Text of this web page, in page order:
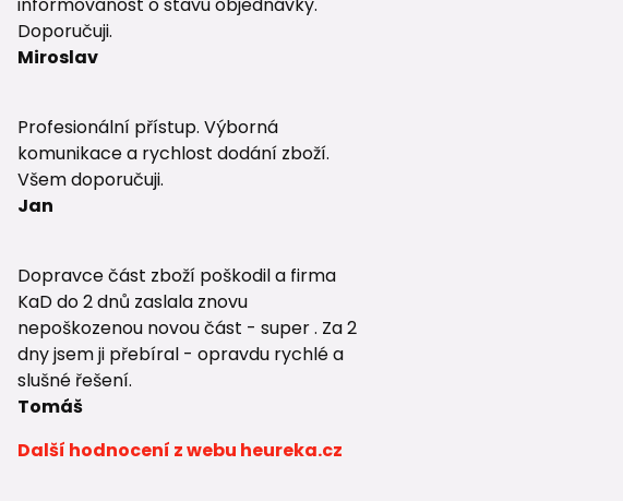
Doporučuji.
Miroslav
Profesionální přístup. Výborná
komunikace a rychlost dodání zboží.
Všem doporučuji.
Jan
Dopravce část zboží poškodil a firma
KaD do 2 dnů zaslala znovu
nepoškozenou novou část - super . Za 2
dny jsem ji přebíral - opravdu rychlé a
slušné řešení.
Tomáš
Další hodnocení z webu heureka.cz